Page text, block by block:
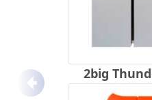
2big
Anterior